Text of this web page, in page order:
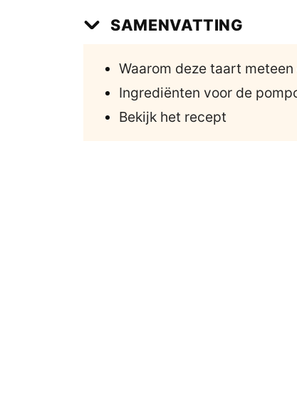
SAMENVATTING
Waarom deze taart
Ingrediënten voor de
Bekijk het recept